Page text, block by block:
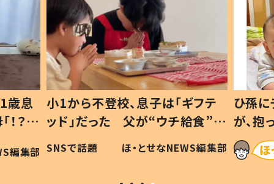
歳息
？」
編集部
小1から不登校、息子は「ギフテ
ッド」だった 父が“ウチ給食”を
作り続ける理由とは #令和の親
#令和の子
SNSで話題 ほ・とせなNEWS編集部
ひ孫
が、
「涙が
い」